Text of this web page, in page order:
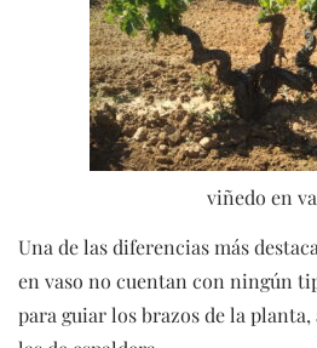
viñedo en
Una de las diferencias más
en vaso no cuentan con ningún
para guiar los brazos de la planta,